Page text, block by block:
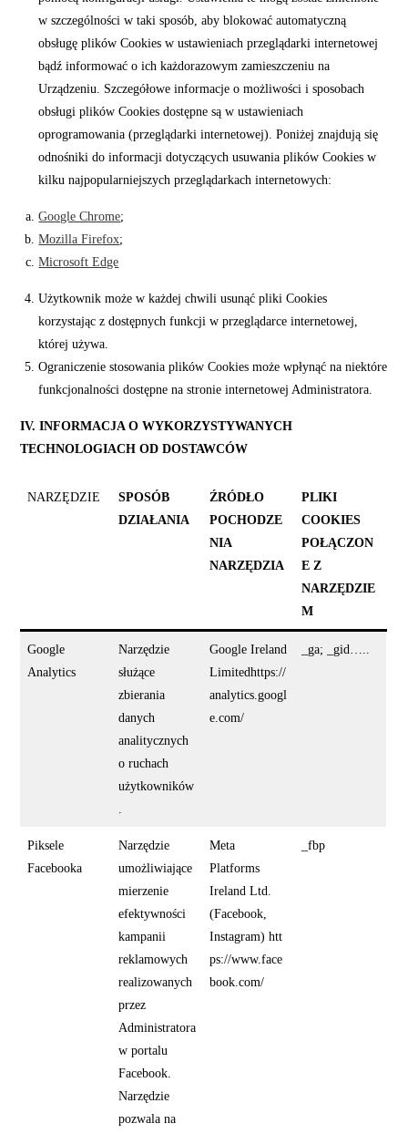
w szczególności w taki sposób, aby blokować automatyczną
obsługę plików Cookies w ustawieniach przeglądarki internetowej
bądź informować o ich każdorazowym zamieszczeniu na
Urządzeniu. Szczegółowe informacje o możliwości i sposobach
obsługi plików Cookies dostępne są w ustawieniach
oprogramowania (przeglądarki internetowej). Poniżej znajdują się
odnośniki do informacji dotyczących usuwania plików Cookies w
kilku najpopularniejszych przeglądarkach internetowych:
Google Chrome;
Mozilla Firefox;
Microsoft Edge
Użytkownik może w każdej chwili usunąć pliki Cookies
korzystając z dostępnych funkcji w przeglądarce internetowej,
której używa.
Ograniczenie stosowania plików Cookies może wpłynąć na niektóre
funkcjonalności dostępne na stronie internetowej Administratora.
IV. INFORMACJA O WYKORZYSTYWANYCH
TECHNOLOGIACH OD DOSTAWCÓW
NARZĘDZIE
SPOSÓB
DZIAŁANIA
ŹRÓDŁO
POCHODZE
NIA
NARZĘDZIA
PLIKI
COOKIES
POŁĄCZON
E Z
NARZĘDZIE
M
Google
Analytics
Narzędzie
służące
zbierania
danych
analitycznych
o ruchach
użytkowników
.
Google Ireland
Limitedhttps://
analytics.googl
e.com/
_ga; _gid…..
Piksele
Facebooka
Narzędzie
umożliwiające
mierzenie
efektywności
kampanii
reklamowych
realizowanych
przez
Administratora
w portalu
Facebook.
Narzędzie
pozwala na
Meta
Platforms
Ireland Ltd.
(Facebook,
Instagram) htt
ps://www.face
book.com/
_fbp